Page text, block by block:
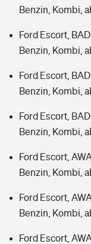
Benzin, Kombi,
Ford Escort,
Benzin, Kombi,
Ford Escort,
Benzin, Kombi,
Ford Escort,
Benzin, Kombi,
Ford Escort,
Benzin, Kombi,
Ford Escort,
Benzin, Kombi,
Ford Escort,